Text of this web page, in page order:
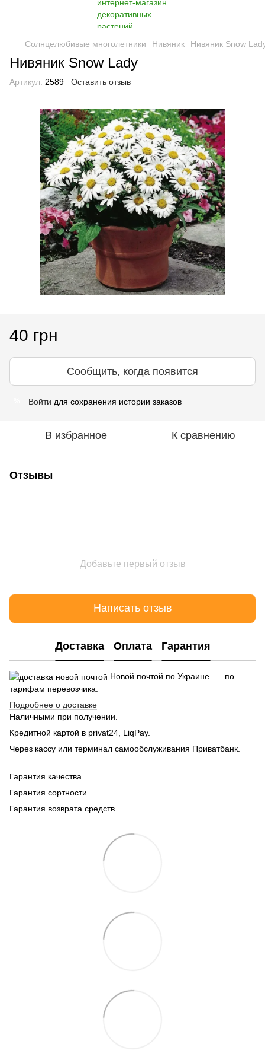
Солнцелюбивые многолетники Нивяник Нивяник Snow
Нивяник Snow Lady
Артикул: 2589 Оставить отзыв
40 грн
Сообщить, когда появится
Войти для сохранения истории заказов
В избранное К сравнению
Отзывы
Добавьте первый отзыв
Написать отзыв
Доставка Оплата Гарантия
Новой почтой по Украине — по
тарифам перевозчика.
Подробнее о доставке
Наличными при получении.
Кредитной картой в privat24, LiqPay.
Через кассу или терминал самообслуживания Приватбанк.
Гарантия качества
Гарантия сортности
Гарантия возврата средств